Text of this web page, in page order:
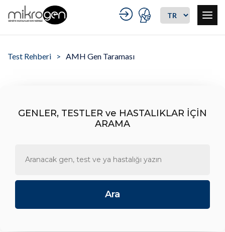
Test Rehberi AMH Gen Taraması
GENLER, TESTLER ve HASTALIKLAR İÇİN
ARAMA